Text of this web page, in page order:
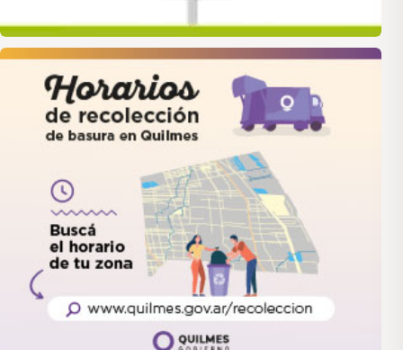
quilmes